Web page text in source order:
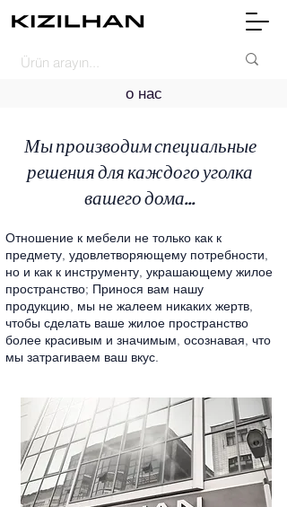
о нас
Мы производим специальные
решения для каждого уголка
вашего дома...
Отношение к мебели не только как к
предмету, удовлетворяющему потребности,
но и как к инструменту, украшающему жилое
пространство; Принося вам нашу
продукцию, мы не жалеем никаких жертв,
чтобы сделать ваше жилое пространство
более красивым и значимым, осознавая, что
мы затрагиваем ваш вкус.